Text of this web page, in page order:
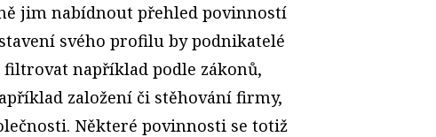
jim nabídnout přehled povinností
svého profilu by podnikatelé
například podle zákonů,
založení či stěhování firmy,
Některé povinnosti se totiž